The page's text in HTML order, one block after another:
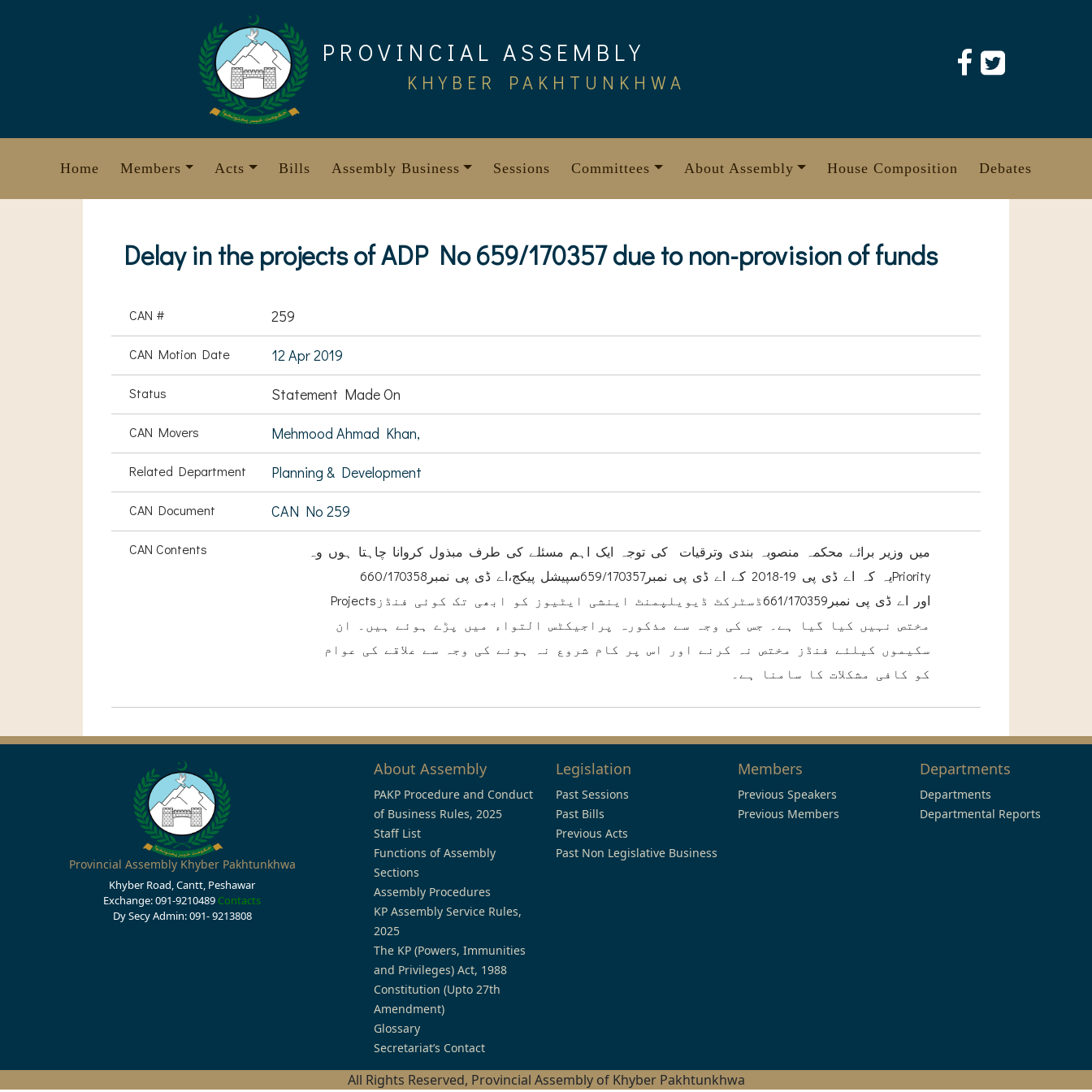
PROVINCIAL ASSEMBLY
KHYBER PAKHTUNKHWA
Home Members Acts Bills Assembly Business Sessions Committees About Assembly House Composition Debates
Delay in the projects of ADP No 659/170357 due to non-provision of funds
CAN # 259
CAN Motion Date 12 Apr 2019
Status Statement Made On
CAN Movers Mehmood Ahmad Khan,
Related Department Planning & Development
CAN Document CAN No 259
CAN Contents
میں وزیر برائے محکمہ منصوبہ بندی وترقیات کی توجہ ایک اہم مسئلے کی طرف مبذول کروانا چاہتا ہوں وہ
یہ کہ اے ڈی پی 19-2018 کے اے ڈی پی نمبر659/170357سپیشل پیکج،اے ڈی پی نمبر660/170358Priority
Projectsاور اے ڈی پی نمبر661/170359ڈسٹرکٹ ڈیویلپمنٹ اینشی ایٹیوز کو ابھی تک کوئی فنڈز
مختص نہیں کیا گیا ہے۔ جس کی وجہ سے مذکورہ پراجیکٹس التواء میں پڑے ہوئے ہیں۔ ان
سکیموں کیلئے فنڈز مختص نہ کرنے اور اس پر کام شروع نہ ہونے کی وجہ سے علاقے کی عوام
کو کافی مشکلات کا سامنا ہے۔
Provincial Assembly Khyber Pakhtunkhwa
Khyber Road, Cantt, Peshawar
Exchange: 091-9210489 Contacts
Dy Secy Admin: 091- 9213808
About Assembly
PAKP Procedure and Conduct
of Business Rules, 2025
Staff List
Functions of Assembly
Sections
Assembly Procedures
KP Assembly Service Rules,
2025
The KP (Powers, Immunities
and Privileges) Act, 1988
Constitution (Upto 27th
Amendment)
Glossary
Secretariat’s Contact
Legislation
Past Sessions
Past Bills
Previous Acts
Past Non Legislative Business
Members
Previous Speakers
Previous Members
Departments
Departments
Departmental Reports
All Rights Reserved, Provincial Assembly of Khyber Pakhtunkhwa